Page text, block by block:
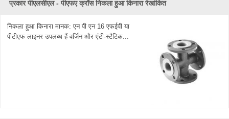
प्रकार पीएलसीएल - पीएफए ​​क्रॉस निकला हुआ किनारा रेखांकित
निकला हुआ किनारा मानक: एन पी एन 16 एफईपी या
पीटीएफ लाइनर उपलब्ध हैं वर्जिन और एंटी-स्टैटिक...